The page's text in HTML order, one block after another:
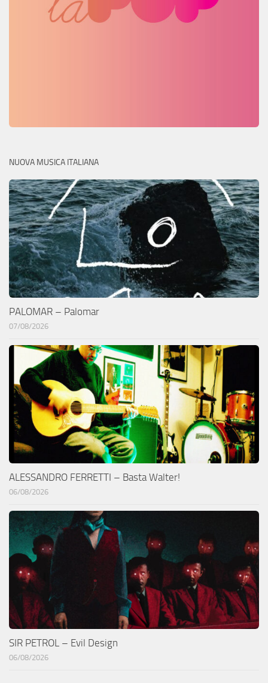
NUOVA MUSICA ITALIANA
PALOMAR – Palomar
07/08/2026
ALESSANDRO FERRETTI – Basta Walter!
06/08/2026
SIR PETROL – Evil Design
06/08/2026